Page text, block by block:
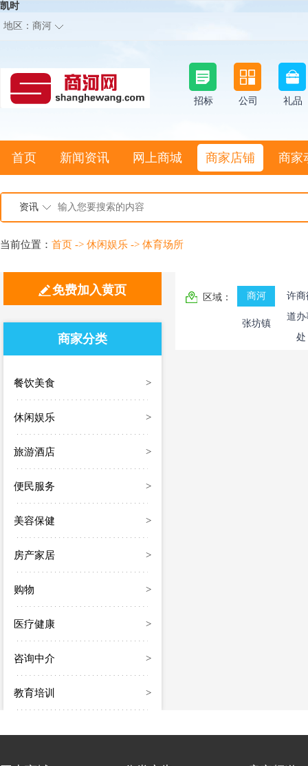
凯时
地区： 商河
招标 公司 礼品
首页 新闻资讯 网上商城 商家店铺 商家
资讯
当前位置： 首页 -> 休闲娱乐 -> 体育场所
免费加入黄页
商家分类
餐饮美食 >
休闲娱乐 >
旅游酒店 >
便民服务 >
美容保健 >
房产家居 >
购物 >
医疗健康 >
咨询中介 >
教育培训 >
区域： 商河
许商
道办
处
张坊镇